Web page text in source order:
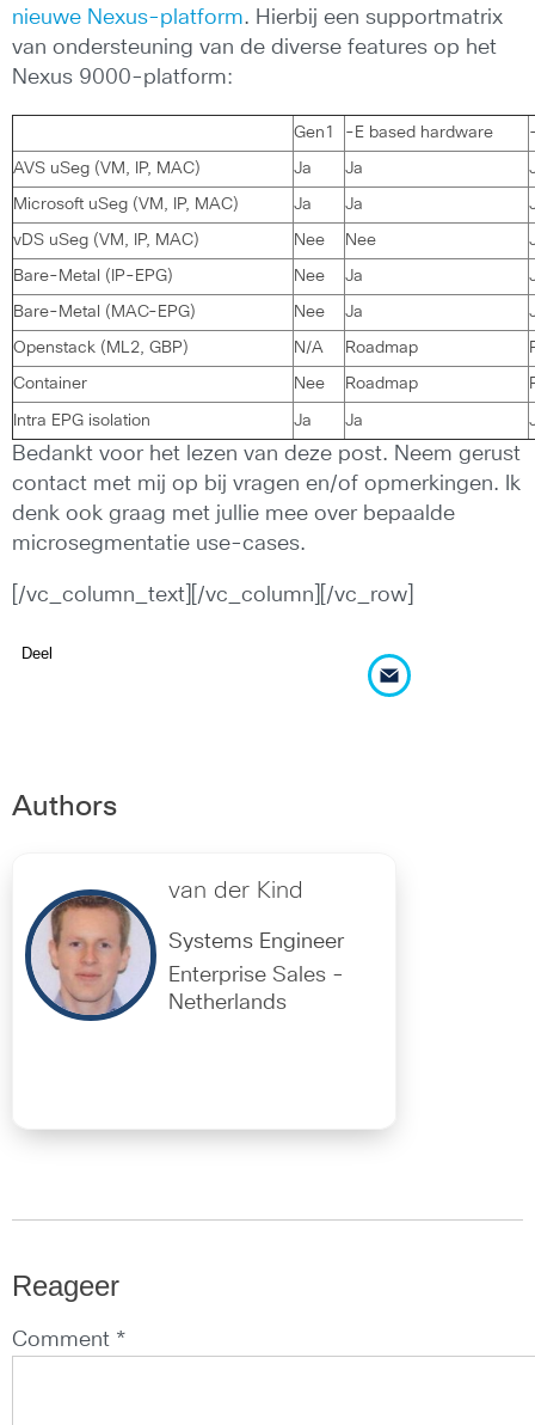
nieuwe Nexus-platform. Hierbij een supportmatrix
van ondersteuning van de diverse features op het
Nexus 9000-platform:
Gen1 -E based hardware
AVS uSeg (VM, IP, MAC) Ja Ja
Microsoft uSeg (VM, IP, MAC) Ja Ja
vDS uSeg (VM, IP, MAC) Nee Nee
Bare-Metal (IP-EPG) Nee Ja
Bare-Metal (MAC-EPG) Nee Ja
Openstack (ML2, GBP) N/A Roadmap
Container Nee Roadmap
Intra EPG isolation Ja Ja
Bedankt voor het lezen van deze post. Neem gerust
contact met mij op bij vragen en/of opmerkingen. Ik
denk ook graag met jullie mee over bepaalde
microsegmentatie use-cases.
[/vc_column_text][/vc_column][/vc_row]
Deel
Authors
van der Kind
Systems Engineer
Enterprise Sales -
Netherlands
Reageer
Comment *